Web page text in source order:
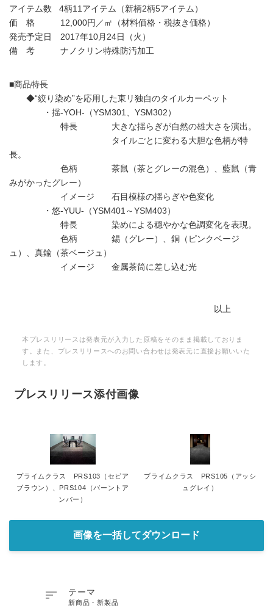
アイテム数 4柄11アイテム（新柄2柄5アイテム）
価 格 12,000円／㎡（材料価格・税抜き価格）
発売予定日 2017年10月24日（火）
備 考 ナノクリン特殊防汚加工
■商品特長
◆“絞り染め”を応用した東リ独自のタイルカーペット
・揺-YOH-（YSM301、YSM302）
特長 大きな揺らぎが自然の雄大さを演出。
タイルごとに変わる大胆な色柄が特
長。
色柄 茶鼠（茶とグレーの混色）、藍鼠（青
みがかったグレー）
イメージ 石目模様の揺らぎや色変化
・悠-YUU-（YSM401～YSM403）
特長 染めによる穏やかな色調変化を表現。
色柄 錫（グレー）、銅（ピンクベージ
ュ）、真鍮（茶ベージュ）
イメージ 金属茶筒に差し込む光
以上
本プレスリリースは発表元が入力した原稿をそのまま掲載しておりま
す。また、プレスリリースへのお問い合わせは発表元に直接お願いいた
します。
プレスリリース添付画像
プライムクラス PRS103（セピア
ブラウン）、PRS104（バーントア
ンバー）
プライムクラス PRS105（アッシ
ュグレイ）
画像を一括してダウンロード
 テーマ
新商品・新製品